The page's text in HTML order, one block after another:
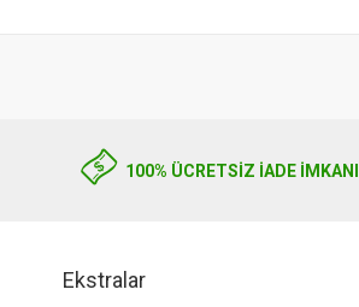
100% ÜCRETSİZ İADE İMKANI
Ekstralar